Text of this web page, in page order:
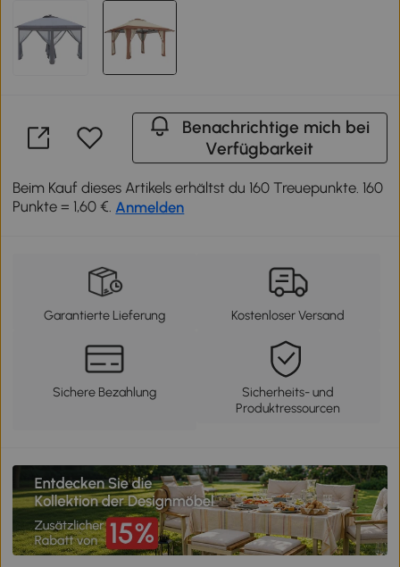
Benachrichtige mich bei
Verfügbarkeit
Beim Kauf dieses Artikels erhältst du 160 Treuepunkte. 160
Punkte = 1,60 €. Anmelden
Garantierte Lieferung Kostenloser Versand
Sichere Bezahlung
Sicherheits- und
Produktressourcen